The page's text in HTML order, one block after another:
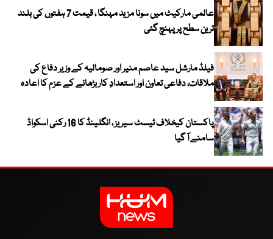
عالمی مارکیٹ میں سونا مزید مہنگا ، قیمت 7 ہفتوں کی بلند
ترین سطح پر پہنچ گئی
فیلڈ مارشل سید عاصم منیر اور صومالیہ کے وزیر دفاع کی
ملاقات، دفاعی تعاون اور استعدادِ کار بڑھانے کے عزم کا اعادہ
پاکستان کیخلاف ٹیسٹ سیریز ، انگلینڈ کا 16 رکنی اسکواڈ
سامنے آ گیا